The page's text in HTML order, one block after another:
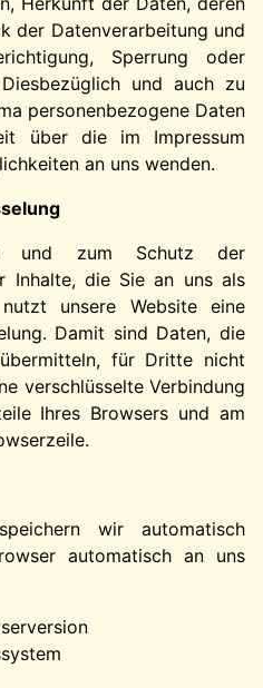
der Datenverarbeitung und
Sperrung oder
und auch zu
personenbezogene Daten
über die im Impressum
an uns wenden.
und zum Schutz der
Inhalte, die Sie an uns als
unsere Website eine
Damit sind Daten, die
für Dritte nicht
verschlüsselte Verbindung
Ihres Browsers und am
wir automatisch
automatisch an uns